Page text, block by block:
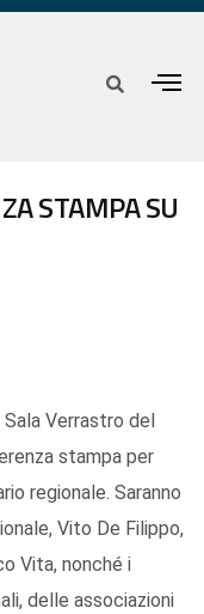
STAMPA SU
Verrastro del
stampa per
regionale. Saranno
Vito De Filippo,
Vita, nonché i
delle associazioni